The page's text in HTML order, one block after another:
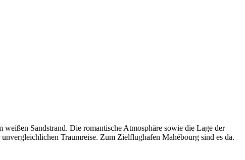
Sandstrand. Die romantische Atmosphäre sowie die Lage der
Traumreise. Zum Zielflughafen Mahébourg sind es da.